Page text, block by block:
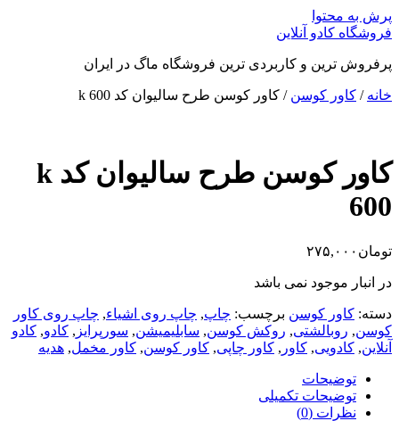
پرش به محتوا
فروشگاه کادو آنلاین
پرفروش ترین و کاربردی ترین فروشگاه ماگ در ایران
خانه / کاور کوسن / کاور کوسن طرح سالیوان کد k 600
کاور کوسن طرح سالیوان کد k
600
تومان ۲۷۵,۰۰۰
در انبار موجود نمی باشد
دسته: کاور کوسن برچسب: چاپ, چاپ روی اشیاء, چاپ روی کاور
کوسن, روبالشتی, روکش کوسن, سابلیمیشن, سورپرایز , کادو, کادو
آنلاین, کادویی, کاور , کاور چاپی, کاور کوسن, کاور مخمل, هدیه
توضیحات
توضیحات تکمیلی
نظرات (0)